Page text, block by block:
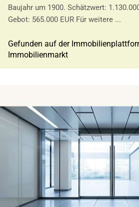
Baujahr um 1900. Schätzwert:
Gebot: 565.000 EUR Für weitere ...
Gefunden auf der
Immobilienmarkt